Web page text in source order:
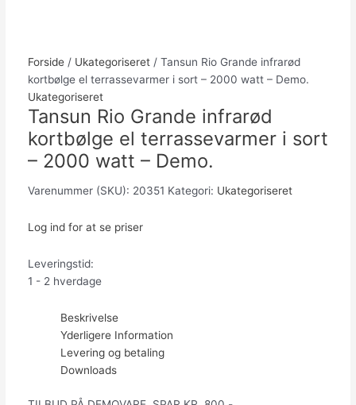
Forside/ Ukategoriseret/ Tansun Rio Grande infrarød
kortbølge el terrassevarmer i sort – 2000 watt – Demo.
Ukategoriseret
Tansun Rio Grande infrarød
kortbølge el terrassevarmer i sort
– 2000 watt – Demo.
Varenummer (SKU): 20351 Kategori: Ukategoriseret
Log ind for at se priser
Leveringstid:
1 - 2 hverdage
Beskrivelse
Yderligere Information
Levering og betaling
Downloads